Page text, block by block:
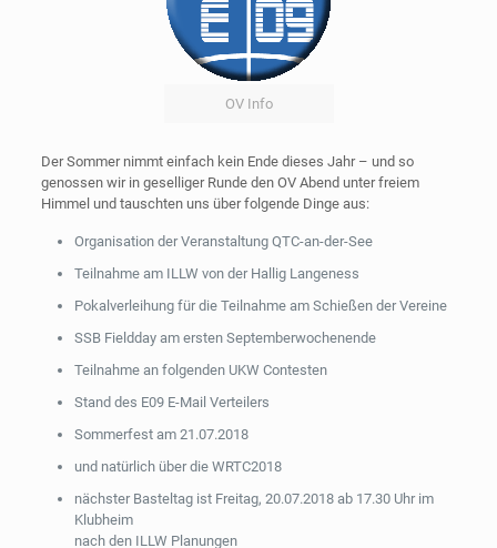
OV Info
Der Sommer nimmt einfach kein Ende dieses Jahr – und so
genossen wir in geselliger Runde den OV Abend unter freiem
Himmel und tauschten uns über folgende Dinge aus:
Organisation der Veranstaltung QTC-an-der-See
Teilnahme am ILLW von der Hallig Langeness
Pokalverleihung für die Teilnahme am Schießen der Vereine
SSB Fieldday am ersten Septemberwochenende
Teilnahme an folgenden UKW Contesten
Stand des E09 E-Mail Verteilers
Sommerfest am 21.07.2018
und natürlich über die WRTC2018
nächster Basteltag ist Freitag, 20.07.2018 ab 17.30 Uhr im
Klubheim
nach den ILLW Planungen